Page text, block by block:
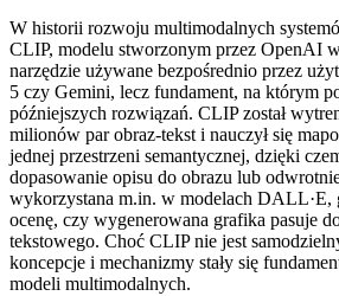
W historii rozwoju multimodalnych
CLIP, modelu stworzonym przez OpenAI
narzędzie używane bezpośrednio przez
5 czy Gemini, lecz fundament, na którym
późniejszych rozwiązań. CLIP został
milionów par obraz-tekst i nauczył się
jednej przestrzeni semantycznej, dzięki
dopasowanie opisu do obrazu lub
wykorzystana m.in. w modelach DALL·E,
ocenę, czy wygenerowana grafika pasuje
tekstowego. Choć CLIP nie jest
koncepcje i mechanizmy stały się
modeli multimodalnych.